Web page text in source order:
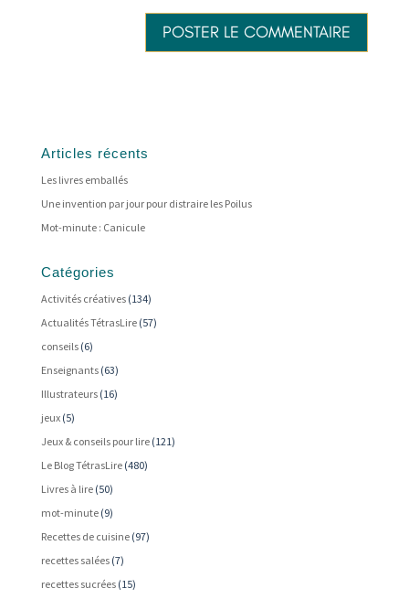
Articles récents
Les livres emballés
Une invention par jour pour distraire les Poilus
Mot-minute : Canicule
Catégories
Activités créatives(134)
Actualités TétrasLire(57)
conseils(6)
Enseignants(63)
Illustrateurs(16)
jeux(5)
Jeux & conseils pour lire(121)
Le Blog TétrasLire(480)
Livres à lire(50)
mot-minute(9)
Recettes de cuisine(97)
recettes salées(7)
recettes sucrées(15)